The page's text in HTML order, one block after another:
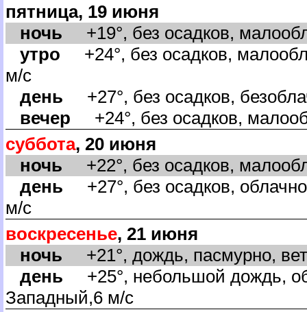
пятница, 19 июня
ночь +19°, без осадков,
утро +24°, без осадков,
м/с
день +27°, без осадков,
ечер +24°, без осадков,
суббота, 20 июня
ночь +22°, без осадков,
день +27°, без осадков,
м/с
оскресенье, 21 июня
ночь +21°, дождь, пасмурно,
день +25°, небольшой дождь,
Западный,6 м/с